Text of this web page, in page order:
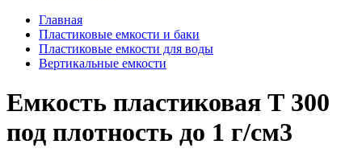
Главная
Пластиковые емкости и баки
Пластиковые емкости для воды
Вертикальные емкости
Емкость пластиковая Т 300
под плотность до 1 г/cм3